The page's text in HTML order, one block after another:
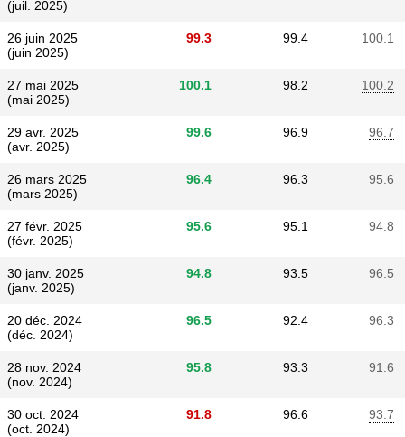
(juil. 2025)
26 juin 2025
(juin 2025)
99.3 99.4 100.1
27 mai 2025
(mai 2025)
100.1 98.2 100.2
29 avr. 2025
(avr. 2025)
99.6 96.9 96.7
26 mars 2025
(mars 2025)
96.4 96.3 95.6
27 févr. 2025
(févr. 2025)
95.6 95.1 94.8
30 janv. 2025
(janv. 2025)
94.8 93.5 96.5
20 déc. 2024
(déc. 2024)
96.5 92.4 96.3
28 nov. 2024
(nov. 2024)
95.8 93.3 91.6
30 oct. 2024
(oct. 2024)
91.8 96.6 93.7